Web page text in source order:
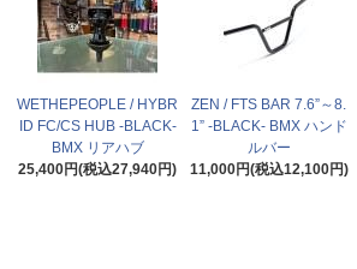
WETHEPEOPLE / HYBR
ID FC/CS HUB -BLACK-
BMX リアハブ
25,400円(税込27,940円)
ZEN / FTS BAR 7.6”～8.
1” -BLACK- BMX ハンド
ルバー
11,000円(税込12,100円)